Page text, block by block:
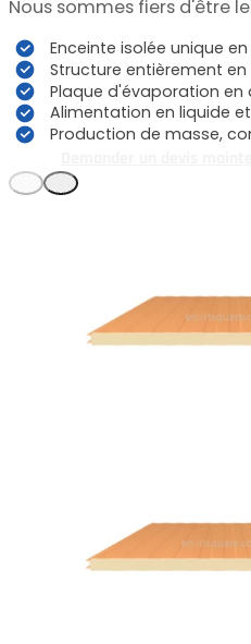
Nous sommes fiers d'être
Enceinte isolée unique
Structure entièrement
Plaque d'évaporation
Alimentation en liquide
Production de masse,